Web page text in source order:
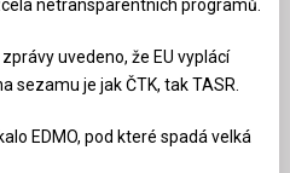
netransparentních programů.
uvedeno, že EU vyplácí
sezamu je jak ČTK, tak TASR.
EDMO, pod které spadá velká